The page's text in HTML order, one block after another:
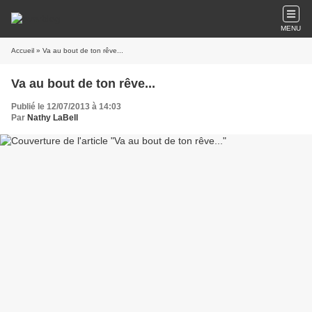
MENU
Accueil » Va au bout de ton rêve...
Va au bout de ton rêve...
Publié le 12/07/2013 à 14:03
Par Nathy LaBell